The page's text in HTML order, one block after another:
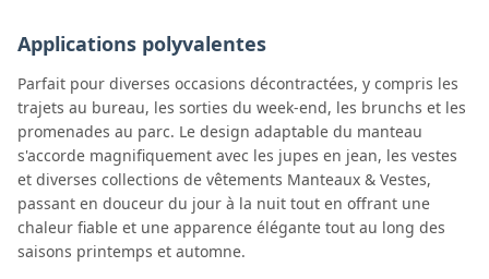
Applications polyvalentes
Parfait pour diverses occasions décontractées, y compris les
trajets au bureau, les sorties du week-end, les brunchs et les
promenades au parc. Le design adaptable du manteau
s'accorde magnifiquement avec les jupes en jean, les vestes
et diverses collections de vêtements Manteaux & Vestes,
passant en douceur du jour à la nuit tout en offrant une
chaleur fiable et une apparence élégante tout au long des
saisons printemps et automne.